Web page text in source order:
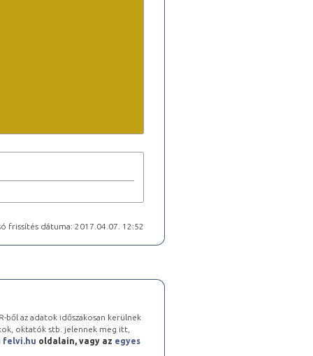
frissítés dátuma: 2017.04.07. 12:52
ből az adatok időszakosan kerülnek
oktatók stb. jelennek meg itt,
felvi.hu oldalain, vagy az egyes